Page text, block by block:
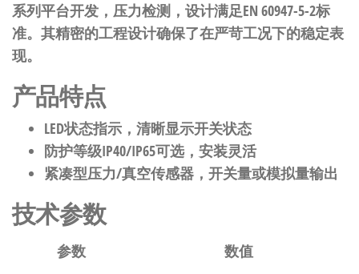
系列平台开发，压力检测，设计满足EN 60947-5-2标
准。其精密的工程设计确保了在严苛工况下的稳定表
现。
产品特点
LED状态指示，清晰显示开关状态
防护等级IP40/IP65可选，安装灵活
紧凑型压力/真空传感器，开关量或模拟量输出
技术参数
参数
数值